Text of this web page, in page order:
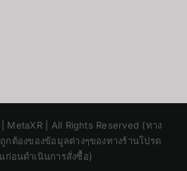
MetaXR | All Rights Reserved (ทาง
ต้องของข้อมูลต่างๆของทางร้านโปรด
ก่อนดำเนินการสั่งซื้อ)Chinese